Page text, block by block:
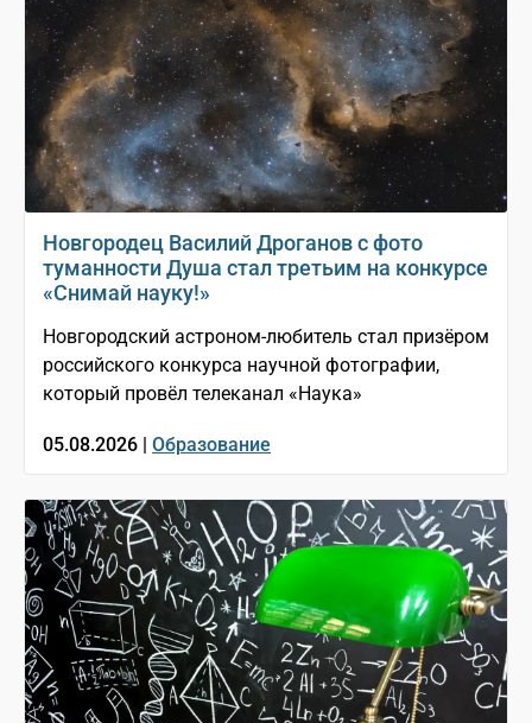
Новгородец Василий Дроганов с фото
туманности Душа стал третьим на конкурсе
«Снимай науку!»
Новгородский астроном-любитель стал призёром
российского конкурса научной фотографии,
который провёл телеканал «Наука»
05.08.2026 | Образование